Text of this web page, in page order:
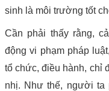
sinh là môi trường tốt
Cần phải thấy rằng,
động vi phạm pháp
tổ chức, điều hành, chỉ
nhị. Như thế, người ta